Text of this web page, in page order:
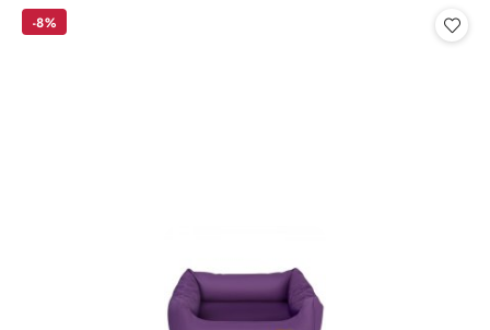
cena
-8%